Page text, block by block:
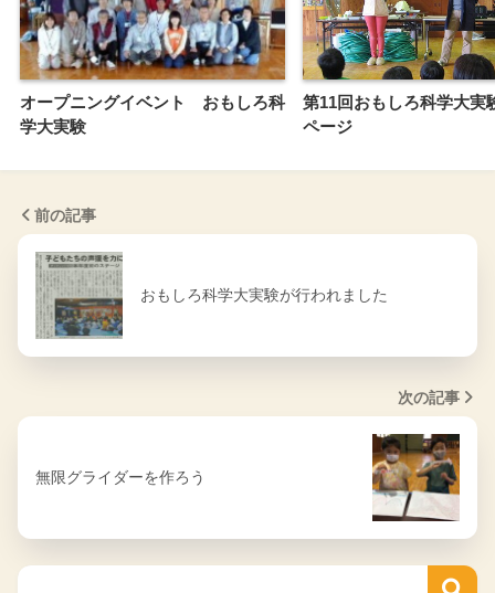
オープニングイベント おもしろ科
学大実験
第11回おもしろ科学大実
ページ
前の記事
おもしろ科学大実験が行われました
次の記事
無限グライダーを作ろう